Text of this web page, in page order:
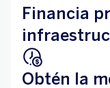
Financia
Obtén la